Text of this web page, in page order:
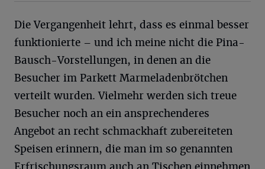
Die Vergangenheit lehrt, dass es einmal besser
funktionierte – und ich meine nicht die Pina-
Bausch-Vorstellungen, in denen an die
Besucher im Parkett Marmeladenbrötchen
verteilt wurden. Vielmehr werden sich treue
Besucher noch an ein ansprechenderes
Angebot an recht schmackhaft zubereiteten
Speisen erinnern, die man im so genannten